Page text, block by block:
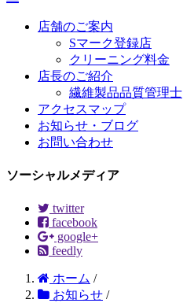
店舗のご案内
Sマーク登録店
クリーニング料金
店長のご紹介
繊維製品品質管理士
アクセスマップ
お知らせ・ブログ
お問い合わせ
ソーシャルメディア
twitter
facebook
google+
feedly
ホーム /
お知らせ /